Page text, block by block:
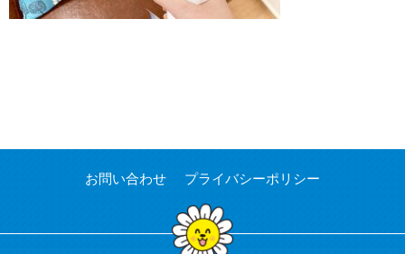
お問い合わせ プライバシーポリシー